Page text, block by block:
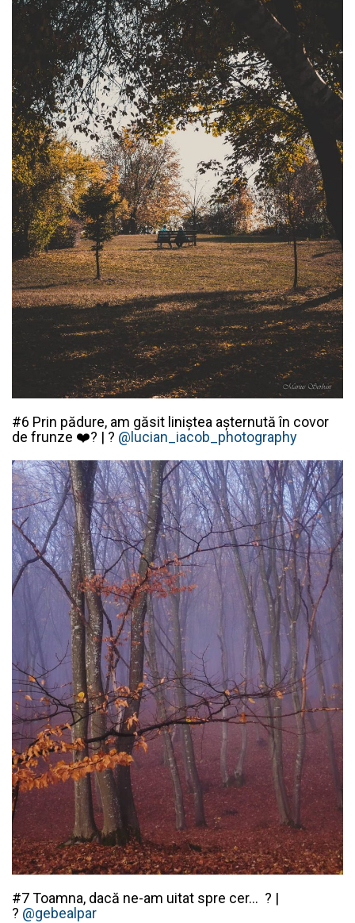
#6 Prin pădure, am găsit liniștea așternută în covor
de frunze ❤️? | ? @lucian_iacob_photography
#7 Toamna, dacă ne-am uitat spre cer… ? |
? @gebealpar